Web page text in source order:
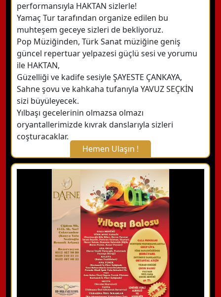
performansıyla HAKTAN sizlerle!
Yamaç Tur tarafından organize edilen bu
muhteşem geceye sizleri de bekliyoruz.
Pop Müziğinden, Türk Sanat müziğine geniş
güncel repertuar yelpazesi güçlü sesi ve yorumu
ile HAKTAN,
Güzelliği ve kadife sesiyle ŞAYESTE ÇANKAYA,
Sahne şovu ve kahkaha tufanıyla YAVUZ SEÇKİN
sizi büyüleyecek.
Yılbaşı gecelerinin olmazsa olmazı
oryantallerimizde kıvrak danslarıyla sizleri
coşturacaklar.
Hemen Ulaşın !
X Kapat
WhatsApp ile Bilgi Alın
Hemen Arayın
Detaylı Bilgi Alın